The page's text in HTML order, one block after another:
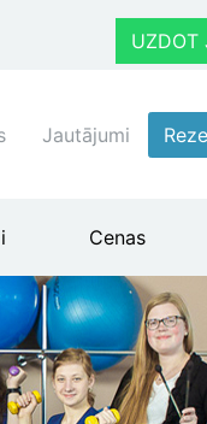
UZDOT
Jautājumi
Cenas